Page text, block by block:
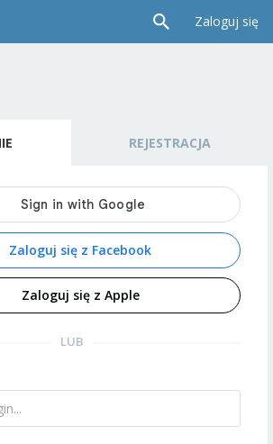
Zaloguj się
REJESTRACJA
Zaloguj się z Facebook
Zaloguj się z Apple
LUB